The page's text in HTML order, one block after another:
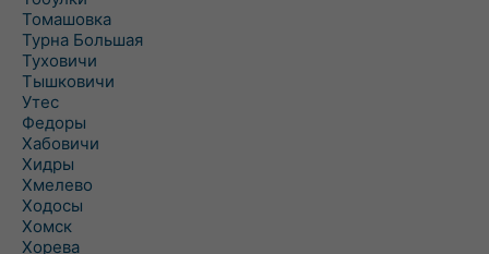
Томашовка
Турна Большая
Туховичи
Тышковичи
Утес
Федоры
Хабовичи
Хидры
Хмелево
Ходосы
Хомск
Хорева